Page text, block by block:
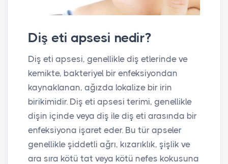
Diş eti apsesi nedir?
Diş eti apsesi, genellikle diş etlerinde ve
kemikte, bakteriyel bir enfeksiyondan
kaynaklanan, ağızda lokalize bir irin
birikimidir. Diş eti apsesi terimi, genellikle
dişin içinde veya diş ile diş eti arasında bir
enfeksiyona işaret eder. Bu tür apseler
genellikle şiddetli ağrı, kızarıklık, şişlik ve
ara sıra kötü tat veya kötü nefes kokusuna